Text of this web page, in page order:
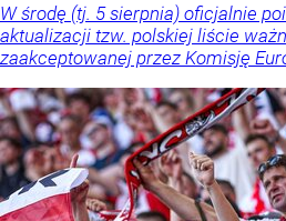
W środę (tj. 5 sierpnia) oficjalnie
aktualizacji tzw. polskiej liście
zaakceptowanej przez Komisję